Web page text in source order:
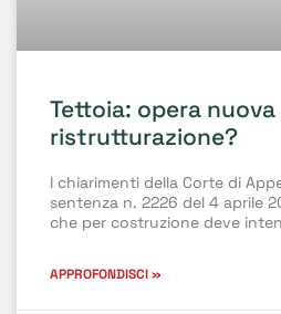
Tettoia: opera
ristrutturazione?
I chiarimenti della Corte di
sentenza n. 2226 del 4 aprile
che per costruzione deve
APPROFONDISCI »